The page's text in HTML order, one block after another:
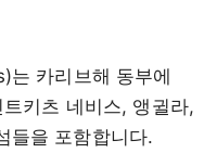
카리브해 동부에
키츠 네비스, 앵귈라,
들을 포함합니다.